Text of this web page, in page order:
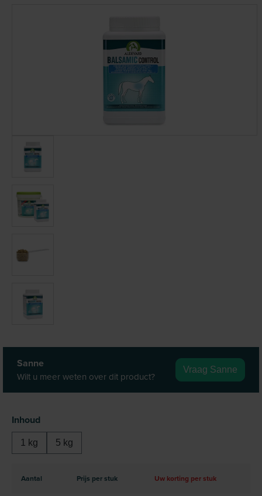
Sanne
Wilt u meer weten over dit product?
Vraag Sanne
Aantal Prijs per stuk Uw korting per stuk
Selecteer
Inhoud
1 kg 5 kg